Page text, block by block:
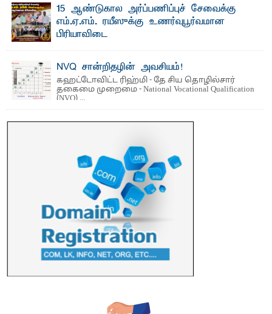
எம்.வை. அமீர்- ஒ லுவிலில் அமைந்துள்ள தென்கிழக்குப்
பல்கலைக்கழகத்தின் 18ஆவது பொதுப் பட்டமளிப்பு விழா ...
15 ஆண்டுகால அர்ப்பணிப்புச் சேவைக்கு
எம்.ஏ.எம். ரயீஸுக்கு உணர்வுபூர்வமான
பிரியாவிடை
NVQ சான்றிதழின் அவசியம்!
கஹட்டோவிட்ட ரிஹ்மி - தே சிய தொழில்சார்
தகைமை முறைமை - National Vocational Qualification
(NVQ) ...